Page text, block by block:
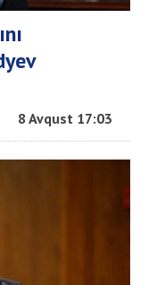
8 Avqust 17:03